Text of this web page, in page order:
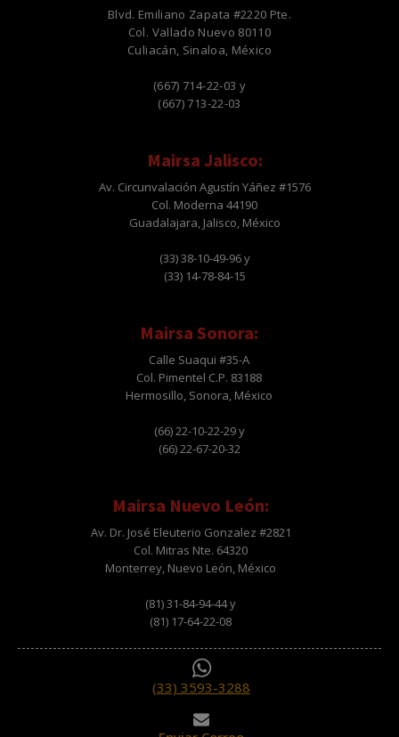
Blvd. Emiliano Zapata #2220 Pte.
Col. Vallado Nuevo 80110
Culiacán, Sinaloa, México
(667) 714-22-03 y
(667) 713-22-03
Mairsa Jalisco:
Av. Circunvalación Agustín Yáñez #1576
Col. Moderna 44190
Guadalajara, Jalisco, México
(33) 38-10-49-96 y
(33) 14-78-84-15
Mairsa Sonora:
Calle Suaqui #35-A
Col. Pimentel C.P. 83188
Hermosillo, Sonora, México
(66) 22-10-22-29 y
(66) 22-67-20-32
Mairsa Nuevo León:
Av. Dr. José Eleuterio Gonzalez #2821
Col. Mitras Nte. 64320
Monterrey, Nuevo León, México
(81) 31-84-94-44 y
(81) 17-64-22-08
(33) 3593-3288